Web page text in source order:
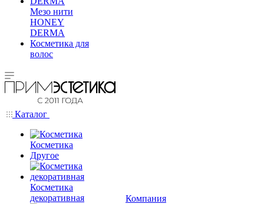
Мезо нити
HONEY
DERMA
Косметика для
волос
Каталог
Косметика
Другое
Косметика
декоративная
Компания